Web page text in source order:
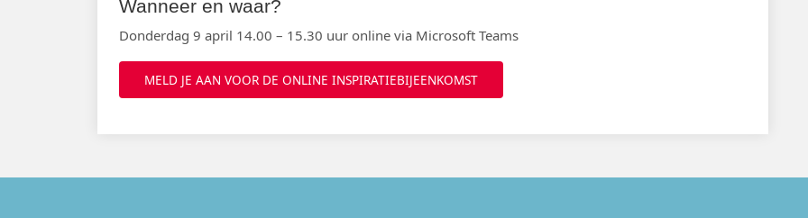
Wanneer en waar?
Donderdag 9 april 14.00 – 15.30 uur online via Microsoft Teams
MELD JE AAN VOOR DE ONLINE INSPIRATIEBIJEENKOMST